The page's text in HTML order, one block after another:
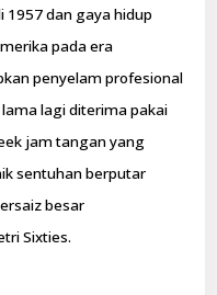
dan gaya hidup
pada era
penyelam profesional
lagi diterima pakai
jam tangan yang
sentuhan berputar
besar
Sixties.